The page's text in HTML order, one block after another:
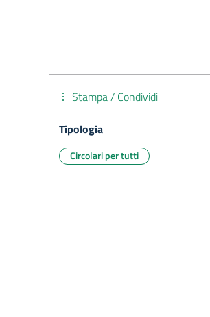
Stampa / Condividi
Tipologia
Circolari per tutti